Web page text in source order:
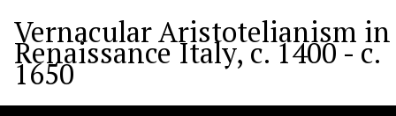
Vernacular Aristotelianism in
Renaissance Italy, c. 1400 - c.
1650